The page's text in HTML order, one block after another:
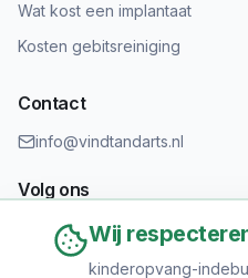
Wat kost een implantaat
Kosten gebitsreiniging
Contact
info@vindtandarts.nl
Volg ons
Wij
kinderopvang-